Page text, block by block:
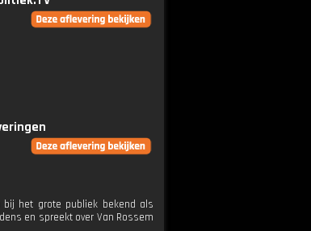
bij het grote publiek bekend als
en spreekt over Van Rossem